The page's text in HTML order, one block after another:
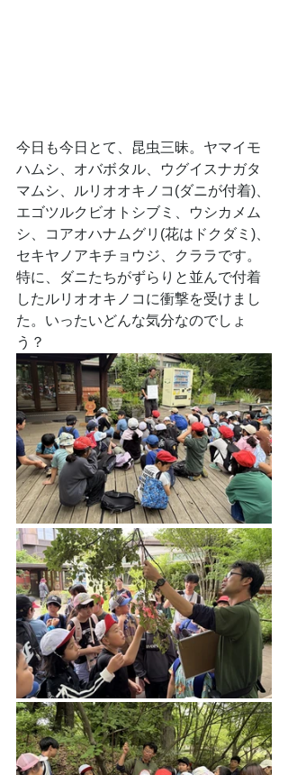
今日も今日とて、昆虫三昧。ヤマイモ
ハムシ、オバボタル、ウグイスナガタ
マムシ、ルリオオキノコ(ダニが付着)、
エゴツルクビオトシブミ、ウシカメム
シ、コアオハナムグリ(花はドクダミ)、
セキヤノアキチョウジ、クララです。
特に、ダニたちがずらりと並んで付着
したルリオオキノコに衝撃を受けまし
た。いったいどんな気分なのでしょ
う？